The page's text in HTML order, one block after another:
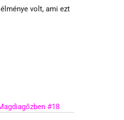
volt, ami ezt
#18